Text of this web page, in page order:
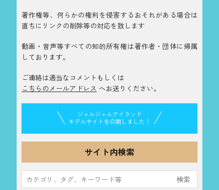
著作権等、何らかの権利を侵害するおそれがある場合は
直ちにリンクの削除等の対応を致します
動画・音声等すべての知的所有権は著作者・団体に帰属
しております。
ご連絡は適当なコメントもしくは
こちらのメールアドレス へお送りください。
ジャルジャルアイランド
モデルサイトを公開しました！
サイト内検索
索: